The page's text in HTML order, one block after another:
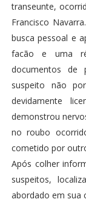
transeunte,
Francisco
busca pessoal e
facão e uma
documentos de
suspeito não
devidamente
demonstrou
no roubo
cometido por
Após colher
suspeitos,
abordado em sua